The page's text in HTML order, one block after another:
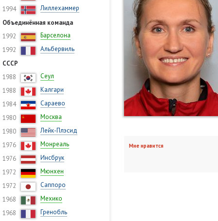
1994
Лиллехаммер
Объединённая команда
1992
Барселона
1992
Альбервиль
СССР
1988
Сеул
1988
Калгари
1984
Сараево
1980
Москва
1980
Лейк-Плэсид
1976
Монреаль
1976
Инсбрук
1972
Мюнхен
1972
Саппоро
1968
Мехико
1968
Гренобль
Мне нравится